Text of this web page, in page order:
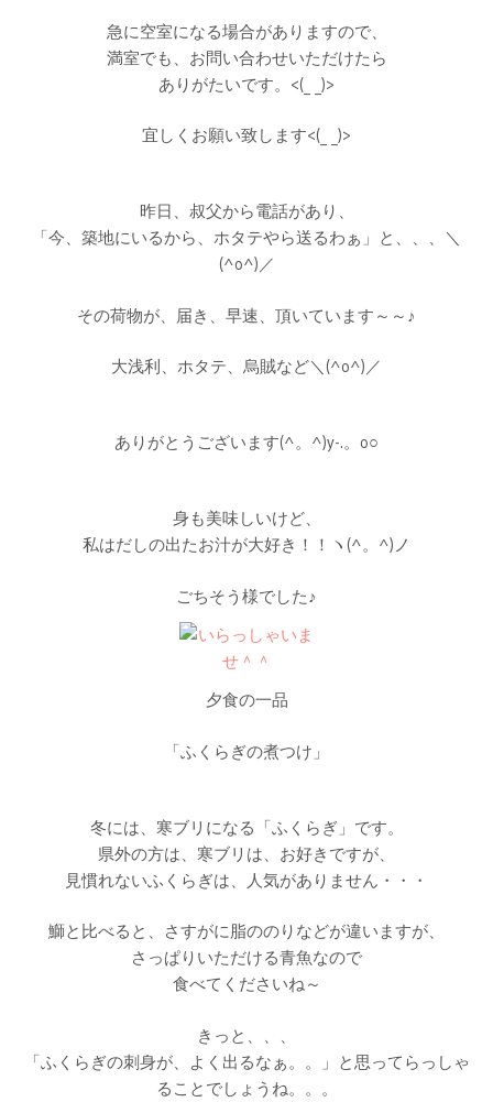
急に空室になる場合がありますので、
満室でも、お問い合わせいただけたら
ありがたいです。<(_ _)>
宜しくお願い致します<(_ _)>
昨日、叔父から電話があり、
「今、築地にいるから、ホタテやら送るわぁ」と、、、＼
(^o^)／
その荷物が、届き、早速、頂いています～～♪
大浅利、ホタテ、烏賊など＼(^o^)／
ありがとうございます(^。^)y-.。o○
身も美味しいけど、
私はだしの出たお汁が大好き！！ヽ(^。^)ノ
ごちそう様でした♪
夕食の一品
「ふくらぎの煮つけ」
冬には、寒ブリになる「ふくらぎ」です。
県外の方は、寒ブリは、お好きですが、
見慣れないふくらぎは、人気がありません・・・
鰤と比べると、さすがに脂ののりなどが違いますが、
さっぱりいただける青魚なので
食べてくださいね～
きっと、、、
「ふくらぎの刺身が、よく出るなぁ。。」と思ってらっしゃ
ることでしょうね。。。